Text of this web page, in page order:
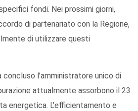
fondi. Nei prossimi giorni,
di partenariato con la Regione,
di utilizzare questi
concluso l’amministratore unico di
attualmente assorbono il 23
energetica. L’efficientamento e